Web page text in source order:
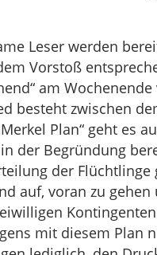
Leser werden
Vorstoß
am
besteht zwischen
Plan“ geht es
in der Begründung
der
auf, voran zu
mit diesem Plan